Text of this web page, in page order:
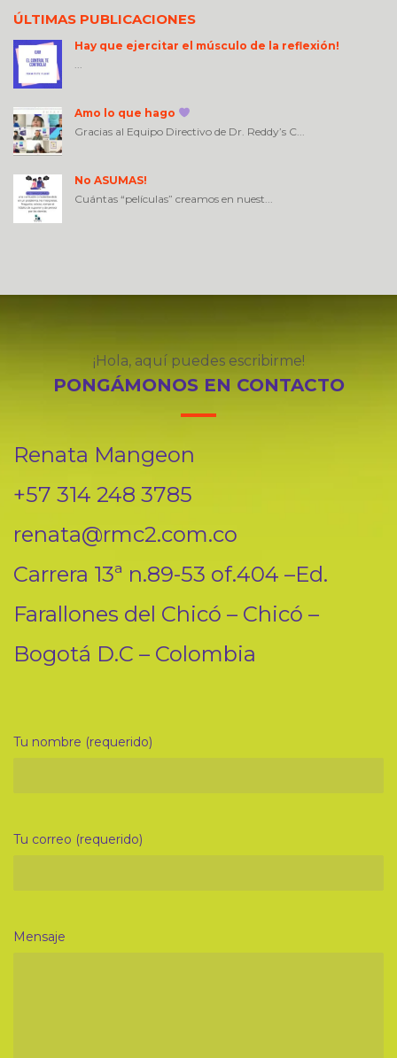
ÚLTIMAS PUBLICACIONES
Hay que ejercitar el músculo de la reflexión!
...
Amo lo que hago
Gracias al Equipo Directivo de Dr. Reddy’s C...
No ASUMAS!
Cuántas “películas” creamos en nuest...
¡Hola, aquí puedes escribirme!
PONGÁMONOS EN CONTACTO
Renata Mangeon
+57 314 248 3785
renata@rmc2.com.co
Carrera 13ª n.89-53 of.404 –Ed.
Farallones del Chicó – Chicó –
Bogotá D.C – Colombia
Tu nombre (requerido)
Tu correo (requerido)
Mensaje